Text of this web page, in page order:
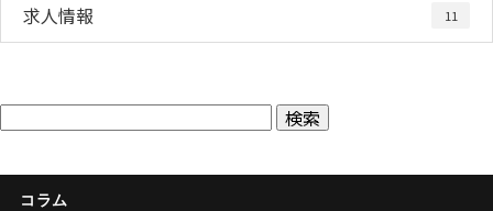
求人情報 11
コラム